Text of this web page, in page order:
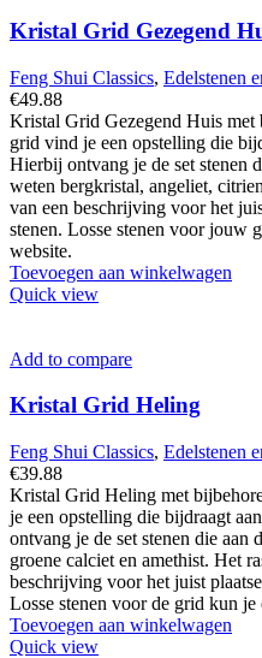
Kristal Grid Gezegend
Feng Shui Classics, Edelstenen
€49.88
Kristal Grid Gezegend Huis met
grid vind je een opstelling die
Hierbij ontvang je de set stenen
weten bergkristal, angeliet,
van een beschrijving voor het
stenen. Losse stenen voor jouw
website.
Toevoegen aan winkelwagen
Quick view
Add to compare
Kristal Grid Heling
Feng Shui Classics, Edelstenen
€39.88
Kristal Grid Heling met
je een opstelling die bijdraagt
ontvang je de set stenen die aan
groene calciet en amethist. Het
beschrijving voor het juist
Losse stenen voor de grid kun je
Toevoegen aan winkelwagen
Quick view